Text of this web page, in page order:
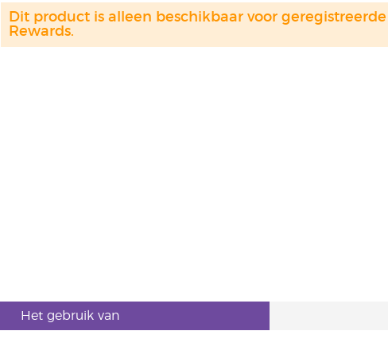
Dit product is alleen beschikbaar voor
Rewards.
Het gebruik van